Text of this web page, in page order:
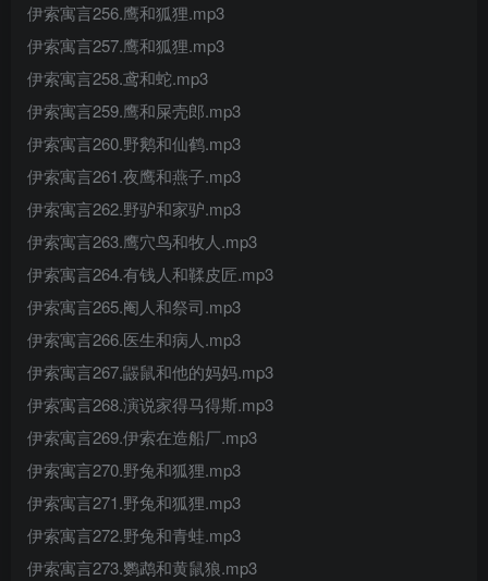
伊索寓言256.鹰和狐狸.mp3
伊索寓言257.鹰和狐狸.mp3
伊索寓言258.鸢和蛇.mp3
伊索寓言259.鹰和屎壳郎.mp3
伊索寓言260.野鹅和仙鹤.mp3
伊索寓言261.夜鹰和燕子.mp3
伊索寓言262.野驴和家驴.mp3
伊索寓言263.鹰穴鸟和牧人.mp3
伊索寓言264.有钱人和鞣皮匠.mp3
伊索寓言265.阉人和祭司.mp3
伊索寓言266.医生和病人.mp3
伊索寓言267.鼹鼠和他的妈妈.mp3
伊索寓言268.演说家得马得斯.mp3
伊索寓言269.伊索在造船厂.mp3
伊索寓言270.野兔和狐狸.mp3
伊索寓言271.野兔和狐狸.mp3
伊索寓言272.野兔和青蛙.mp3
伊索寓言273.鹦鹉和黄鼠狼.mp3